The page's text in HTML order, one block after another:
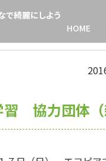
で綺麗にしよう
HOME
習 協力団体